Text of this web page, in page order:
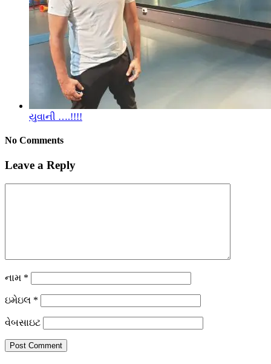
યુવાની ….!!!!
No Comments
Leave a Reply
નામ *
ઇમેઇલ *
વેબસાઇટ